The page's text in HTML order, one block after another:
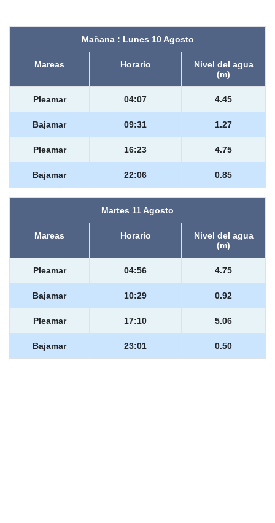
Mañana : Lunes 10 Agosto
Mareas Horario
Nivel del agua
(m)
Pleamar 04:07 4.45
Bajamar 09:31 1.27
Pleamar 16:23 4.75
Bajamar 22:06 0.85
Martes 11 Agosto
Mareas Horario
Nivel del agua
(m)
Pleamar 04:56 4.75
Bajamar 10:29 0.92
Pleamar 17:10 5.06
Bajamar 23:01 0.50